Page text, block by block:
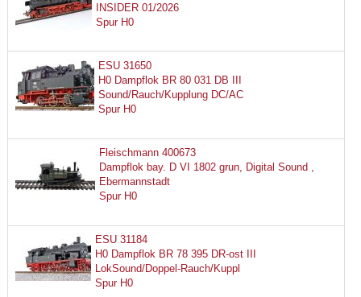
INSIDER 01/2026
Spur H0
ESU 31650
H0 Dampflok BR 80 031 DB III
Sound/Rauch/Kupplung DC/AC
Spur H0
Fleischmann 400673
Dampflok bay. D VI 1802 grun, Digital Sound ,
Ebermannstadt
Spur H0
ESU 31184
H0 Dampflok BR 78 395 DR-ost III
LokSound/Doppel-Rauch/Kuppl
Spur H0